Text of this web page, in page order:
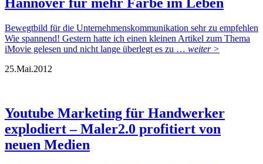
Bewegtbild für die Unternehmenskommunikation sehr zu empfehlen
Wie spannend! Gestern hatte ich einen kleinen Artikel zum Thema
iMovie gelesen und nicht lange überlegt es zu … weiter >
25.Mai.2012
Youtube Marketing für Handwerker
explodiert – Maler2.0 profitiert von
neuen Medien